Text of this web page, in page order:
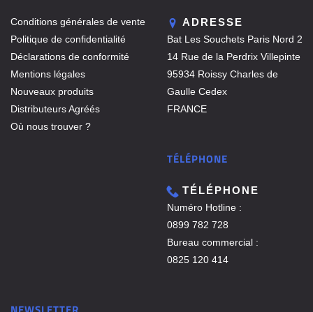
Conditions générales de vente
Politique de confidentialité
Déclarations de conformité
Mentions légales
Nouveaux produits
Distributeurs Agréés
Où nous trouver ?
ADRESSE
Bat Les Souchets Paris Nord 2
14 Rue de la Perdrix Villepinte
95934 Roissy Charles de
Gaulle Cedex
FRANCE
TÉLÉPHONE
TÉLÉPHONE
Numéro Hotline :
0899 782 728
Bureau commercial :
0825 120 414